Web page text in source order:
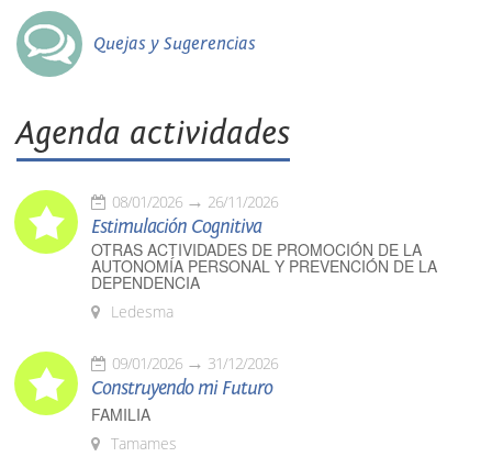
Quejas y Sugerencias
Agenda actividades
08/01/2026 26/11/2026
Estimulación Cognitiva
OTRAS ACTIVIDADES DE PROMOCIÓN DE LA
AUTONOMÍA PERSONAL Y PREVENCIÓN DE LA
DEPENDENCIA
Ledesma
09/01/2026 31/12/2026
Construyendo mi Futuro
FAMILIA
Tamames